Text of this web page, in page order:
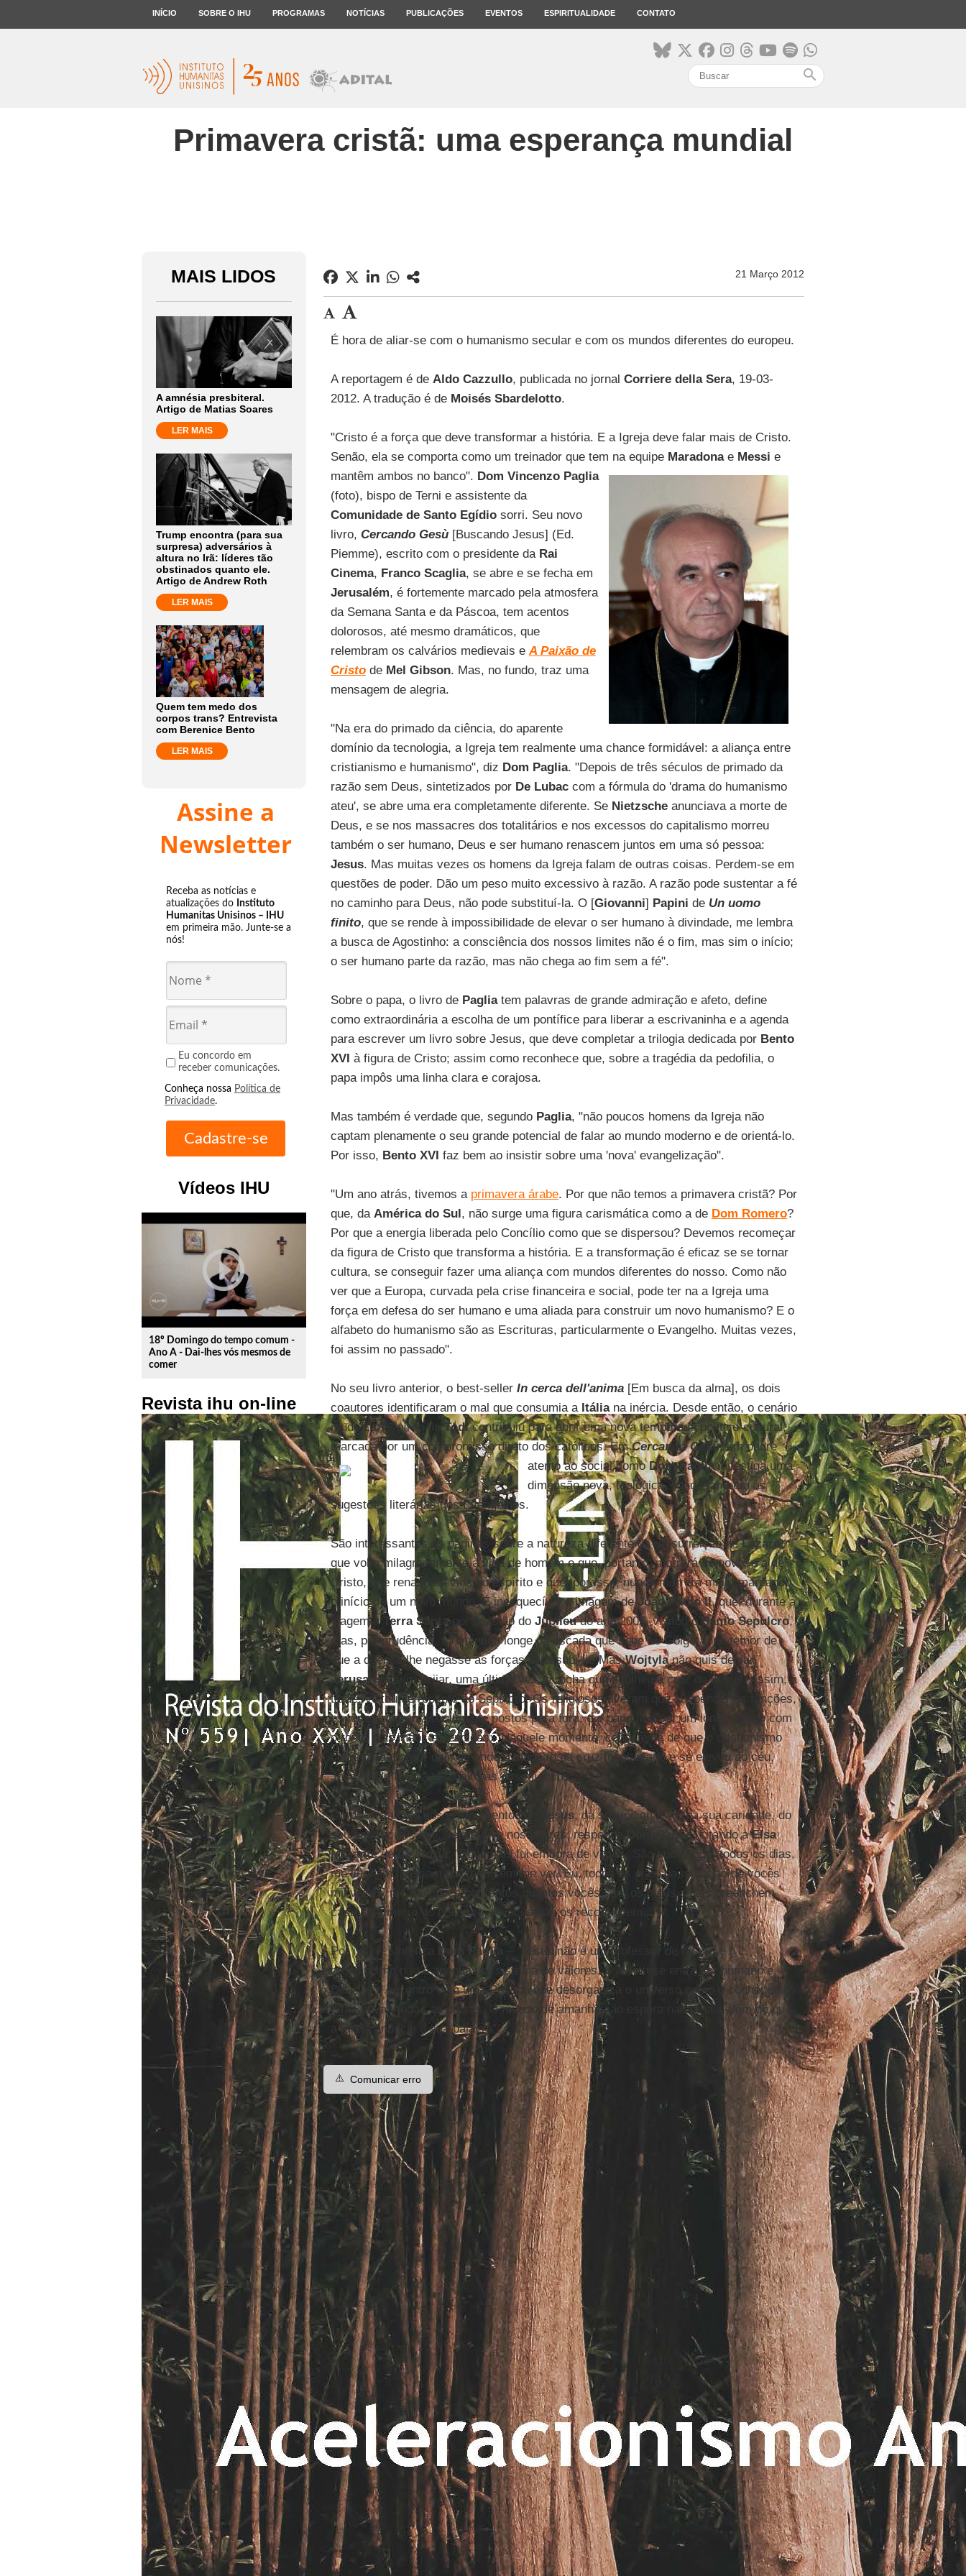
INÍCIO SOBRE O IHU PROGRAMAS NOTÍCIAS PUBLICAÇÕES EVENTOS ESPIRITUALIDADE CONTATO
search
Primavera cristã: uma esperança mundial
MAIS LIDOS
A amnésia presbiteral.
Artigo de Matias Soares
LER MAIS
Trump encontra (para sua
surpresa) adversários à
altura no Irã: líderes tão
obstinados quanto ele.
Artigo de Andrew Roth
LER MAIS
Quem tem medo dos
corpos trans? Entrevista
com Berenice Bento
LER MAIS
Assine a
Newsletter
Receba as notícias e
atualizações do Instituto
Humanitas Unisinos – IHU
em primeira mão. Junte-se a
nós!
Eu concordo em
receber comunicações.
Conheça nossa Política de
Privacidade.
Vídeos IHU
play_circle_outline
18º Domingo do tempo comum -
Ano A - Dai-lhes vós mesmos de
comer
Revista ihu on-line
21 Março 2012
É hora de aliar-se com o humanismo secular e com os mundos diferentes do europeu.
A reportagem é de Aldo Cazzullo, publicada no jornal Corriere della Sera, 19-03-
2012. A tradução é de Moisés Sbardelotto.
"Cristo é a força que deve transformar a história. E a Igreja deve falar mais de Cristo.
Senão, ela se comporta como um treinador que tem na equipe Maradona e Messi e
mantêm ambos no banco". Dom Vincenzo Paglia
(foto), bispo de Terni e assistente da
Comunidade de Santo Egídio sorri. Seu novo
livro, Cercando Gesù[Buscando Jesus] (Ed.
Piemme), escrito com o presidente da Rai
Cinema, Franco Scaglia, se abre e se fecha em
Jerusalém, é fortemente marcado pela atmosfera
da Semana Santa e da Páscoa, tem acentos
dolorosos, até mesmo dramáticos, que
relembram os calvários medievais eA Paixão de
Cristode Mel Gibson. Mas, no fundo, traz uma
mensagem de alegria.
"Na era do primado da ciência, do aparente
domínio da tecnologia, a Igreja tem realmente uma chance formidável: a aliança entre
cristianismo e humanismo", diz Dom Paglia. "Depois de três séculos de primado da
razão sem Deus, sintetizados por De Lubac com a fórmula do 'drama do humanismo
ateu', se abre uma era completamente diferente. Se Nietzsche anunciava a morte de
Deus, e se nos massacres dos totalitários e nos excessos do capitalismo morreu
também o ser humano, Deus e ser humano renascem juntos em uma só pessoa:
Jesus. Mas muitas vezes os homens da Igreja falam de outras coisas. Perdem-se em
questões de poder. Dão um peso muito excessivo à razão. A razão pode sustentar a fé
no caminho para Deus, não pode substituí-la. O [Giovanni] Papini de Un uomo
finito, que se rende à impossibilidade de elevar o ser humano à divindade, me lembra
a busca de Agostinho: a consciência dos nossos limites não é o fim, mas sim o início;
o ser humano parte da razão, mas não chega ao fim sem a fé".
Sobre o papa, o livro de Paglia tem palavras de grande admiração e afeto, define
como extraordinária a escolha de um pontífice para liberar a escrivaninha e a agenda
para escrever um livro sobre Jesus, que deve completar a trilogia dedicada por Bento
XVI à figura de Cristo; assim como reconhece que, sobre a tragédia da pedofilia, o
papa impôs uma linha clara e corajosa.
Mas também é verdade que, segundo Paglia, "não poucos homens da Igreja não
captam plenamente o seu grande potencial de falar ao mundo moderno e de orientá-lo.
Por isso, Bento XVI faz bem ao insistir sobre uma 'nova' evangelização".
"Um ano atrás, tivemos a primavera árabe. Por que não temos a primavera cristã? Por
que, da América do Sul, não surge uma figura carismática como a de Dom Romero?
Por que a energia liberada pelo Concílio como que se dispersou? Devemos recomeçar
da figura de Cristo que transforma a história. E a transformação é eficaz se se tornar
cultura, se conseguir fazer uma aliança com mundos diferentes do nosso. Como não
ver que a Europa, curvada pela crise financeira e social, pode ter na a Igreja uma
força em defesa do ser humano e uma aliada para construir um novo humanismo? E o
alfabeto do humanismo são as Escrituras, particularmente o Evangelho. Muitas vezes,
foi assim no passado".
No seu livro anterior, o best-seller In cerca dell'anima[Em busca da alma], os dois
coautores identificaram o mal que consumia a Itália na inércia. Desde então, o cenário
mudou, o espírito deTodicontribuiu para abrir uma nova temporada político-cultural,
marcada por um compromisso direto dos católicos. EmCercando Gesù, um padre
atento ao social comoDom Pagliainvestiga uma
dimensão nova, teológica, ligada também às
sugestões literárias dos Evangelhos.
São interessantes as páginas sobre a natureza diferente da ressurreição deLázaro,
que volta milagrosamente à vida de homem e que, portanto, morrerá de novo, e a de
Cristo, que renasce à vida do espírito e que, por isso, nunca morrerá mais, marcando
o início de um novo mundo. É inesquecível a imagem deJoão Paulo II, que, durante a
viagem à Terra Santapor ocasião do Jubileudo ano 2000, visitou oSanto Sepulcro,
mas, por prudência, foi mantido longe da escada que sobe ao Gólgota, no temor de
que a doença lhe negasse as forças para subi-la. MasWojtylanão quis deixar
Jerusalémsem beijar, uma última vez, a rocha que acolheu a cruz de Jesus. Assim, à
tarde, voltou de repente ao Sepulcro. Os religiosos tiveram que suspender as funções,
os turistas foram literalmente postos para fora, e o papa fica por um longo tempo com
o rosto e as mãos estendidas: "Naquele momento, consciente de que o cristianismo
começava a partir dali, de onde o madeiro da cruz foi plantado e se elevou ao céu,
João Paulo II tocava as alturas dos místicos".
O que resta hoje dos ensinamentos de Jesus, da sua indignação, da sua caridade, do
seu sacrifício? Hoje, Jesus vive nos pobres, respondeDom Paglia, citando aElsa
Morantede La storia
: "Eu jamais fui embora de vocês. São vocês que, todos os dias,
me lincham, passam por mim sem me ver. Eu, todos os dias, passo perto de vocês
mil vezes, me multiplico por tantos quantos vocês são, os meus sinais preenchem
cada centímetro do universo, e vocês não os reconhecem...".
Por isso – sintetiza Dom Paglia
– "Jesus não é um professor de moral, e o
cristianismo não é apenas um sistema de valores. É a síntese entre ser humano e
Deus, é o encontro com uma Pessoa que desorganiza o universo como o conhecemos
e faz novas todas as coisas. O mundo de amanhã não espera nada mais além de que
a Igreja anuncie a sua palavra".
⚠️ Comunicar erro